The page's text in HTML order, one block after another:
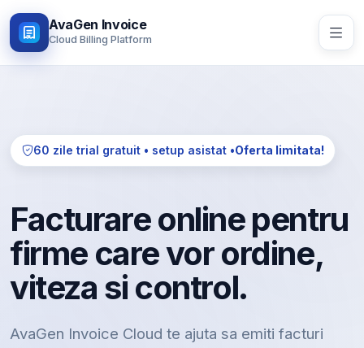
AvaGen Invoice
Cloud Billing Platform
60 zile trial gratuit • setup asistat •Oferta limitata!
Facturare online pentru
firme care vor ordine,
viteza si control.
AvaGen Invoice Cloud te ajuta sa emiti facturi